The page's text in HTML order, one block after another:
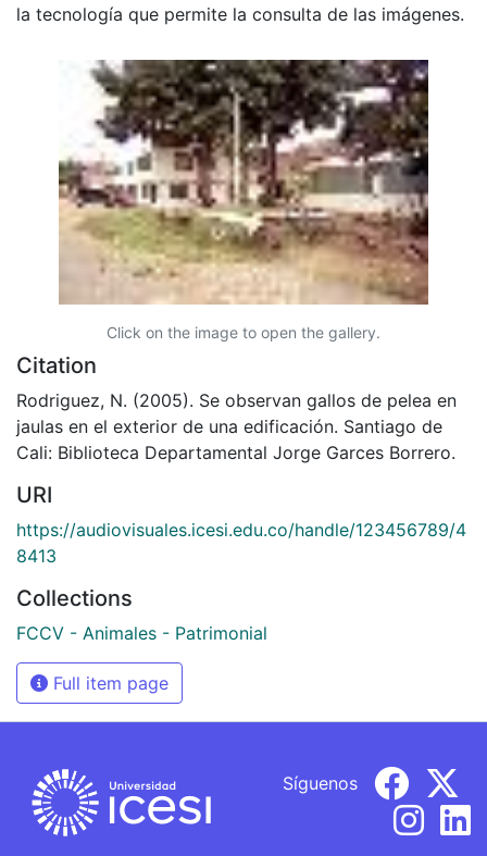
la tecnología que permite la consulta de las imágenes.
Click on the image to open the gallery.
Citation
Rodriguez, N. (2005). Se observan gallos de pelea en
jaulas en el exterior de una edificación. Santiago de
Cali: Biblioteca Departamental Jorge Garces Borrero.
URI
https://audiovisuales.icesi.edu.co/handle/123456789/4
8413
Collections
FCCV - Animales - Patrimonial
Full item page
Síguenos